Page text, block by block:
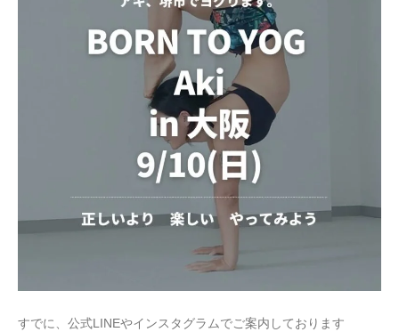
すでに、公式LINEやインスタグラムでご案内しております